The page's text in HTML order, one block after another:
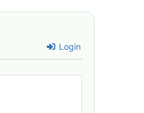
Login